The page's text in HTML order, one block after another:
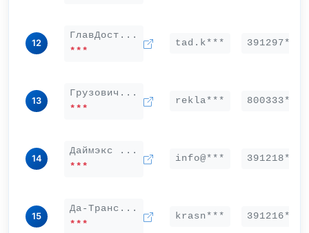
12
ГлавДост...
***
tad.k*** 391297***
13
Грузович...
***
rekla*** 800333***
14
Даймэкс ...
***
info@*** 391218***
15
Да-Транс...
***
krasn*** 391216***